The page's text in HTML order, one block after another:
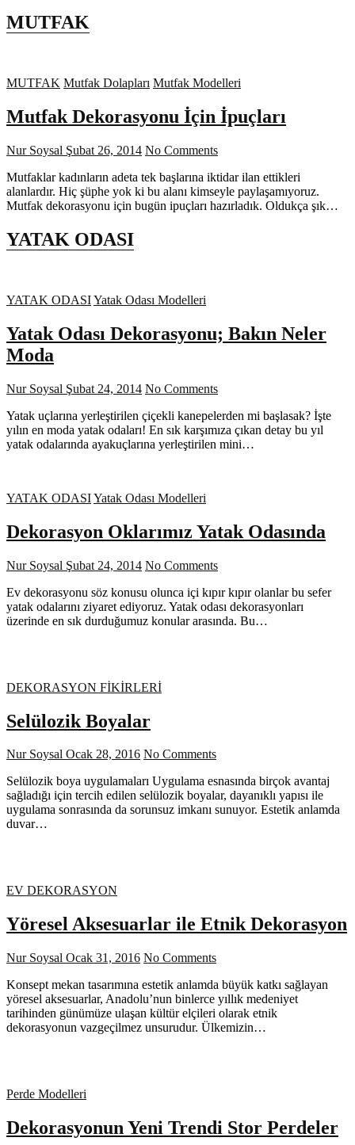
MUTFAK
MUTFAK Mutfak Dolapları Mutfak Modelleri
Mutfak Dekorasyonu İçin İpuçları
Nur Soysal Şubat 26, 2014 No Comments
Mutfaklar kadınların adeta tek başlarına iktidar ilan ettikleri
alanlardır. Hiç şüphe yok ki bu alanı kimseyle paylaşamıyoruz.
Mutfak dekorasyonu için bugün ipuçları hazırladık. Oldukça şık…
YATAK ODASI
YATAK ODASIYatak Odası Modelleri
Yatak Odası Dekorasyonu; Bakın Neler
Moda
Nur Soysal Şubat 24, 2014 No Comments
Yatak uçlarına yerleştirilen çiçekli kanepelerden mi başlasak? İşte
yılın en moda yatak odaları! En sık karşımıza çıkan detay bu yıl
yatak odalarında ayakuçlarına yerleştirilen mini…
YATAK ODASIYatak Odası Modelleri
Dekorasyon Oklarımız Yatak Odasında
Nur Soysal Şubat 24, 2014 No Comments
Ev dekorasyonu söz konusu olunca içi kıpır kıpır olanlar bu sefer
yatak odalarını ziyaret ediyoruz. Yatak odası dekorasyonları
üzerinde en sık durduğumuz konular arasında. Bu…
DEKORASYON FİKİRLERİ
Selülozik Boyalar
Nur Soysal Ocak 28, 2016 No Comments
Selülozik boya uygulamaları Uygulama esnasında birçok avantaj
sağladığı için tercih edilen selülozik boyalar, dayanıklı yapısı ile
uygulama sonrasında da sorunsuz imkanı sunuyor. Estetik anlamda
duvar…
EV DEKORASYON
Yöresel Aksesuarlar ile Etnik Dekorasyon
Nur Soysal Ocak 31, 2016 No Comments
Konsept mekan tasarımına estetik anlamda büyük katkı sağlayan
yöresel aksesuarlar, Anadolu’nun binlerce yıllık medeniyet
tarihinden günümüze ulaşan kültür elçileri olarak etnik
dekorasyonun vazgeçilmez unsurudur. Ülkemizin…
Perde Modelleri
Dekorasyonun Yeni Trendi Stor Perdeler